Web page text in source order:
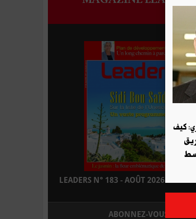
LEADERS N° 183 - AOÛT 2026 : EN
ABONNEZ-VOUS
كيف